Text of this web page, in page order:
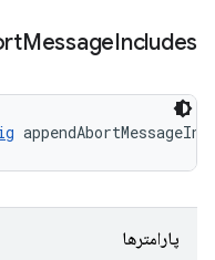
MessageIncludes
پارامترها